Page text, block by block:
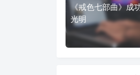
《戒色七部曲》成
光明